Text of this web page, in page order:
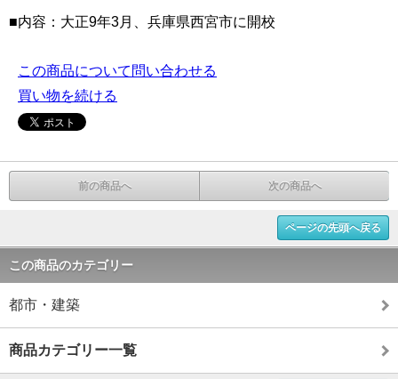
■内容：大正9年3月、兵庫県西宮市に開校
この商品について問い合わせる
買い物を続ける
前の商品へ 次の商品へ
ページの先頭へ戻る
この商品のカテゴリー
都市・建築
商品カテゴリー一覧